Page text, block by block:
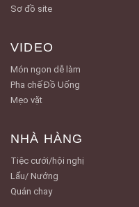
Sơ đồ site
VIDEO
Món ngon dễ làm
Pha chế Đồ Uống
Mẹo vặt
NHÀ HÀNG
Tiệc cưới/hội nghị
Lẩu/ Nướng
Quán chay